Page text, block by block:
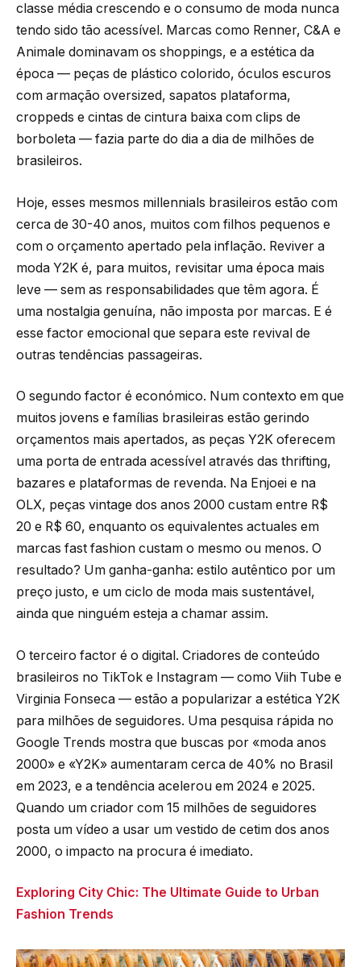
classe média crescendo e o consumo de moda nunca
tendo sido tão acessível. Marcas como Renner, C&A e
Animale dominavam os shoppings, e a estética da
época — peças de plástico colorido, óculos escuros
com armação oversized, sapatos plataforma,
croppeds e cintas de cintura baixa com clips de
borboleta — fazia parte do dia a dia de milhões de
brasileiros.
Hoje, esses mesmos millennials brasileiros estão com
cerca de 30-40 anos, muitos com filhos pequenos e
com o orçamento apertado pela inflação. Reviver a
moda Y2K é, para muitos, revisitar uma época mais
leve — sem as responsabilidades que têm agora. É
uma nostalgia genuína, não imposta por marcas. E é
esse factor emocional que separa este revival de
outras tendências passageiras.
O segundo factor é económico. Num contexto em que
muitos jovens e famílias brasileiras estão gerindo
orçamentos mais apertados, as peças Y2K oferecem
uma porta de entrada acessível através das thrifting,
bazares e plataformas de revenda. Na Enjoei e na
OLX, peças vintage dos anos 2000 custam entre R$
20 e R$ 60, enquanto os equivalentes actuales em
marcas fast fashion custam o mesmo ou menos. O
resultado? Um ganha-ganha: estilo autêntico por um
preço justo, e um ciclo de moda mais sustentável,
ainda que ninguém esteja a chamar assim.
O terceiro factor é o digital. Criadores de conteúdo
brasileiros no TikTok e Instagram — como Viih Tube e
Virginia Fonseca — estão a popularizar a estética Y2K
para milhões de seguidores. Uma pesquisa rápida no
Google Trends mostra que buscas por «moda anos
2000» e «Y2K» aumentaram cerca de 40% no Brasil
em 2023, e a tendência acelerou em 2024 e 2025.
Quando um criador com 15 milhões de seguidores
posta um vídeo a usar um vestido de cetim dos anos
2000, o impacto na procura é imediato.
Exploring City Chic: The Ultimate Guide to Urban
Fashion Trends